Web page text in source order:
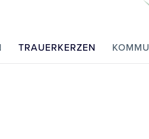
TRAUERKERZEN